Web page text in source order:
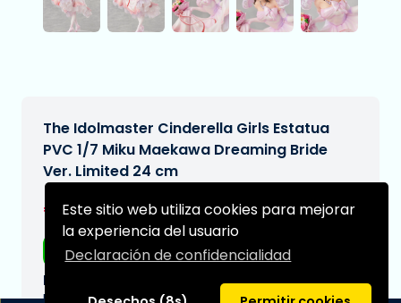
Este sitio web utiliza cookies para mejorar
la experiencia del usuario
Declaración de confidencialidad
The Idolmaster Cinderella Girls Estatua
PVC 1/7 Miku Maekawa Dreaming Bride
Ver. Limited 24 cm
€254,97 [Sujeto a cambios]
Envío gratis
Fecha de entrega prevista:
N/A